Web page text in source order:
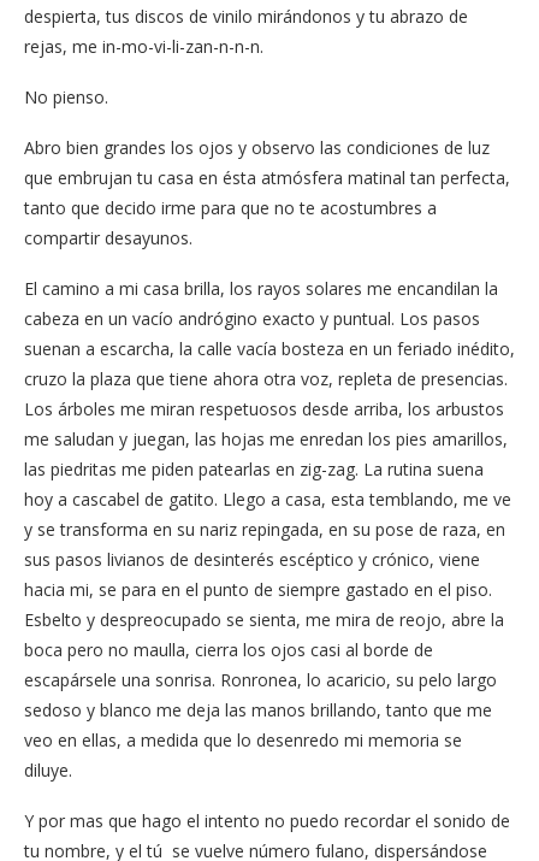
despierta, tus discos de vinilo mirándonos y tu abrazo de
rejas, me in-mo-vi-li-zan-n-n-n.
No pienso.
Abro bien grandes los ojos y observo las condiciones de luz
que embrujan tu casa en ésta atmósfera matinal tan perfecta,
tanto que decido irme para que no te acostumbres a
compartir desayunos.
El camino a mi casa brilla, los rayos solares me encandilan la
cabeza en un vacío andrógino exacto y puntual. Los pasos
suenan a escarcha, la calle vacía bosteza en un feriado inédito,
cruzo la plaza que tiene ahora otra voz, repleta de presencias.
Los árboles me miran respetuosos desde arriba, los arbustos
me saludan y juegan, las hojas me enredan los pies amarillos,
las piedritas me piden patearlas en zig-zag. La rutina suena
hoy a cascabel de gatito. Llego a casa, esta temblando, me ve
y se transforma en su nariz repingada, en su pose de raza, en
sus pasos livianos de desinterés escéptico y crónico, viene
hacia mi, se para en el punto de siempre gastado en el piso.
Esbelto y despreocupado se sienta, me mira de reojo, abre la
boca pero no maulla, cierra los ojos casi al borde de
escapársele una sonrisa. Ronronea, lo acaricio, su pelo largo
sedoso y blanco me deja las manos brillando, tanto que me
veo en ellas, a medida que lo desenredo mi memoria se
diluye.
Y por mas que hago el intento no puedo recordar el sonido de
tu nombre, y el tú se vuelve número fulano, dispersándose